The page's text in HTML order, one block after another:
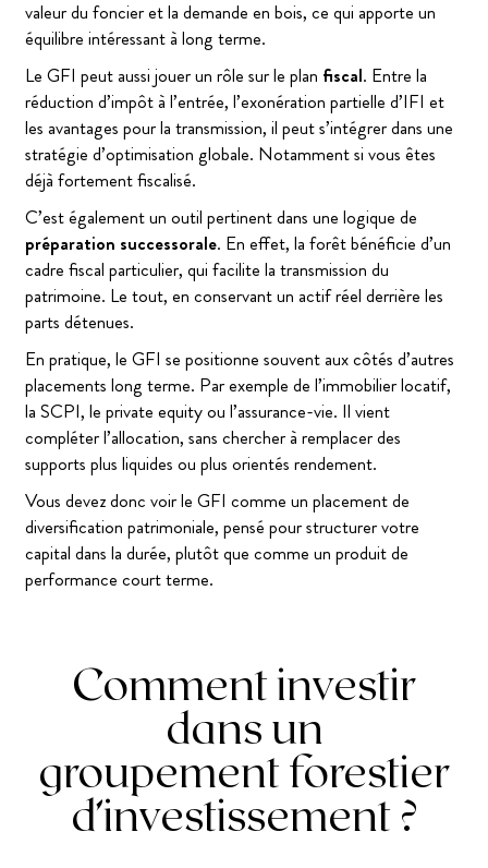
valeur du foncier et la demande en bois, ce qui apporte un
équilibre intéressant à long terme.
Le GFI peut aussi jouer un rôle sur le plan fiscal. Entre la
réduction d’impôt à l’entrée, l’exonération partielle d’IFI et
les avantages pour la transmission, il peut s’intégrer dans une
stratégie d’optimisation globale. Notamment si vous êtes
déjà fortement fiscalisé.
C’est également un outil pertinent dans une logique de
préparation successorale. En effet, la forêt bénéficie d’un
cadre fiscal particulier, qui facilite la transmission du
patrimoine. Le tout, en conservant un actif réel derrière les
parts détenues.
En pratique, le GFI se positionne souvent aux côtés d’autres
placements long terme. Par exemple de l’immobilier locatif,
la SCPI, le private equity ou l’assurance-vie. Il vient
compléter l’allocation, sans chercher à remplacer des
supports plus liquides ou plus orientés rendement.
Vous devez donc voir le GFI comme un placement de
diversification patrimoniale, pensé pour structurer votre
capital dans la durée, plutôt que comme un produit de
performance court terme.
Comment investir
dans un
groupement forestier
d’investissement ?